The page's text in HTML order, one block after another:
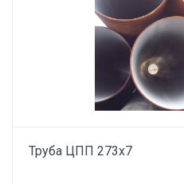
Труба ЦПП 273х7